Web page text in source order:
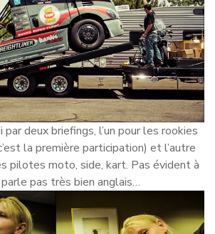
par deux briefings, l’un pour les rookies
la première participation) et l’autre
pilotes moto, side, kart. Pas évident à
pas très bien anglais…